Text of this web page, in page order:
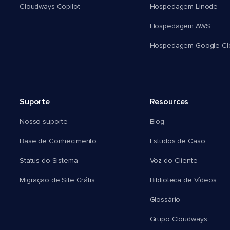
Cloudways Copilot Hospedagem Linode
Hospedagem AWS
Hospedagem Google
Suporte
Nosso suporte
Base de Conhecimento
Status do Sistema
Migração de Site Grátis
Resources
Blog
Estudos de Caso
Voz do Cliente
Biblioteca de Vídeos
Glossário
Grupo Cloudways